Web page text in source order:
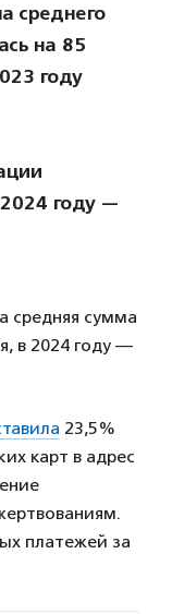
среднего
на 85
году
году —
средняя сумма
в 2024 году —
23,5%
карт в адрес
платежей за